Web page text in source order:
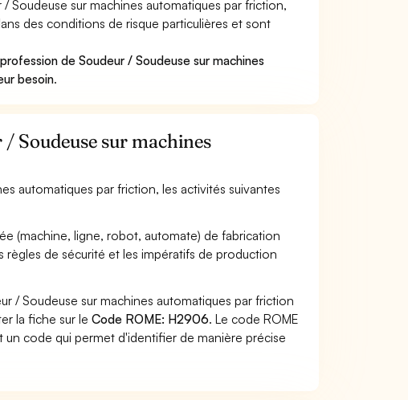
Soudeuse sur machines automatiques par friction,
des conditions de risque particulières et sont
de Soudeur / Soudeuse sur machines
besoin.
Soudeuse sur machines
automatiques par friction, les activités suivantes
(machine, ligne, robot, automate) de fabrication
de sécurité et les impératifs de production
/ Soudeuse sur machines automatiques par friction
la fiche sur leCode ROME: H2906. Le code ROME
code qui permet d'identifier de manière précise